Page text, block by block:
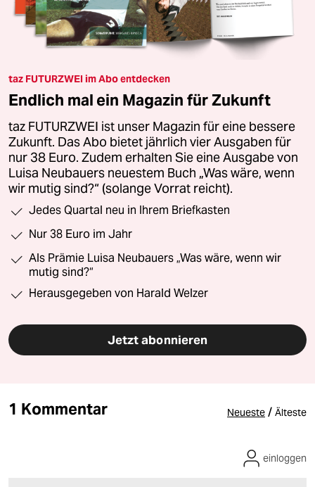
taz FUTURZWEI im Abo entdecken
Endlich mal ein Magazin für Zukunft
taz FUTURZWEI ist unser Magazin für eine bessere
Zukunft. Das Abo bietet jährlich vier Ausgaben für
nur 38 Euro. Zudem erhalten Sie eine Ausgabe von
Luisa Neubauers neuestem Buch „Was wäre, wenn
wir mutig sind?“ (solange Vorrat reicht).
Jedes Quartal neu in Ihrem Briefkasten
Nur 38 Euro im Jahr
Als Prämie Luisa Neubauers „Was wäre, wenn wir
mutig sind?“
Herausgegeben von Harald Welzer
Jetzt abonnieren
1 Kommentar Neueste / Älteste
einloggen